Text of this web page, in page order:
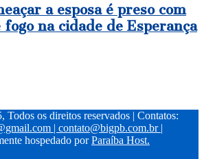
a esposa é preso com
na cidade de Esperança
os direitos reservados | Contatos:
| contato@bigpb.com.br |
hospedado porParaíba Host.